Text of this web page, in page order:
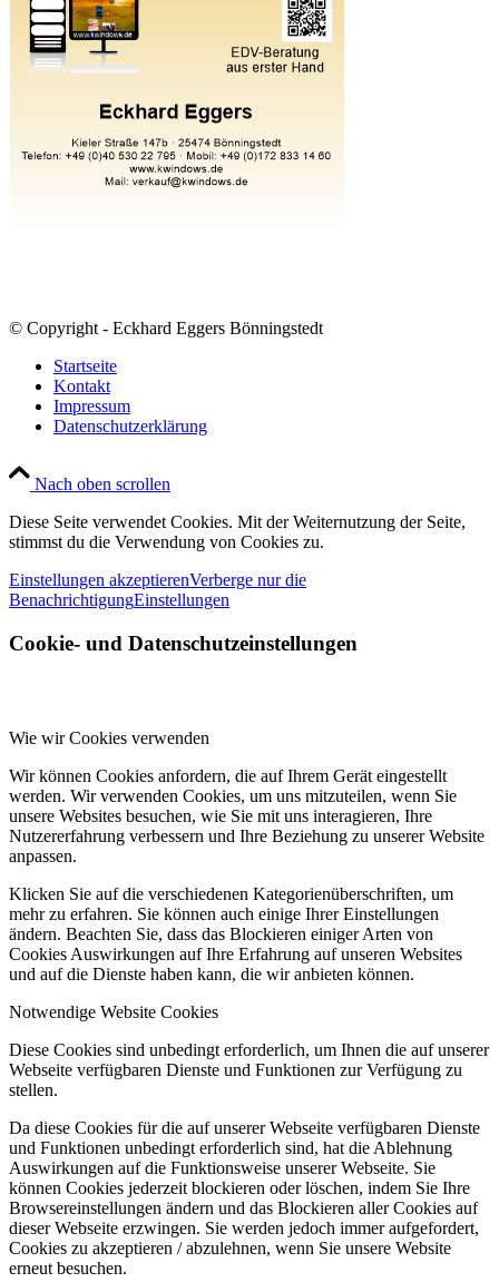
© Copyright - Eckhard Eggers Bönningstedt
Startseite
Kontakt
Impressum
Datenschutzerklärung
Nach oben scrollen
Diese Seite verwendet Cookies. Mit der Weiternutzung der Seite,
stimmst du die Verwendung von Cookies zu.
Einstellungen akzeptierenVerberge nur die
BenachrichtigungEinstellungen
Cookie- und Datenschutzeinstellungen
Wie wir Cookies verwenden
Wir können Cookies anfordern, die auf Ihrem Gerät eingestellt
werden. Wir verwenden Cookies, um uns mitzuteilen, wenn Sie
unsere Websites besuchen, wie Sie mit uns interagieren, Ihre
Nutzererfahrung verbessern und Ihre Beziehung zu unserer Website
anpassen.
Klicken Sie auf die verschiedenen Kategorienüberschriften, um
mehr zu erfahren. Sie können auch einige Ihrer Einstellungen
ändern. Beachten Sie, dass das Blockieren einiger Arten von
Cookies Auswirkungen auf Ihre Erfahrung auf unseren Websites
und auf die Dienste haben kann, die wir anbieten können.
Notwendige Website Cookies
Diese Cookies sind unbedingt erforderlich, um Ihnen die auf unserer
Webseite verfügbaren Dienste und Funktionen zur Verfügung zu
stellen.
Da diese Cookies für die auf unserer Webseite verfügbaren Dienste
und Funktionen unbedingt erforderlich sind, hat die Ablehnung
Auswirkungen auf die Funktionsweise unserer Webseite. Sie
können Cookies jederzeit blockieren oder löschen, indem Sie Ihre
Browsereinstellungen ändern und das Blockieren aller Cookies auf
dieser Webseite erzwingen. Sie werden jedoch immer aufgefordert,
Cookies zu akzeptieren / abzulehnen, wenn Sie unsere Website
erneut besuchen.